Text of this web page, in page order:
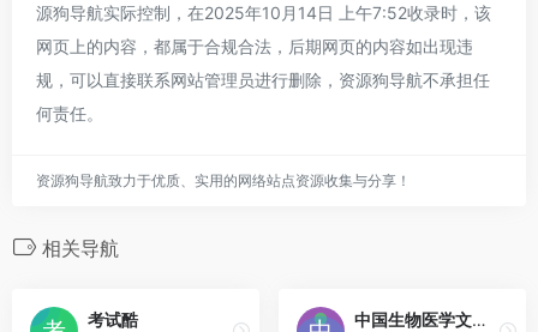
源狗导航实际控制，在2025年10月14日 上午7:52收录时，该
网页上的内容，都属于合规合法，后期网页的内容如出现违
规，可以直接联系网站管理员进行删除，资源狗导航不承担任
何责任。
资源狗导航致力于优质、实用的网络站点资源收集与分享！
相关导航
考试酷 中国生物医学文献服务系统